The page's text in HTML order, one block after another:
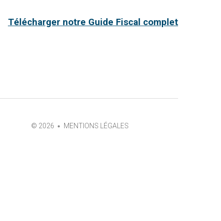
Télécharger notre Guide Fiscal complet
© 2026 MENTIONS LÉGALES